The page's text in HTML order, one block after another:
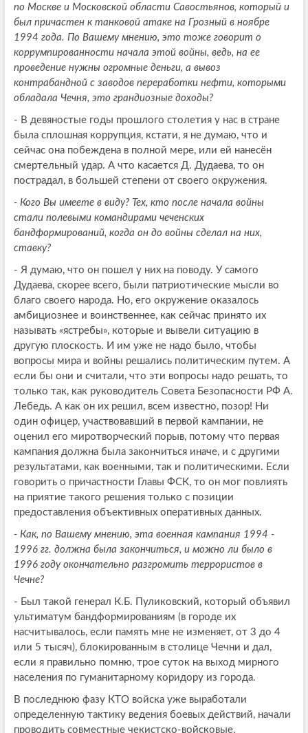
по Москве и Московской области Савостьянов, который и
был причастен к танковой атаке на Грозный в ноябре
1994 года. По Вашему мнению, это тоже говорит о
коррумпированности начала этой войны, ведь, на ее
проведение нужны огромные деньги, а вывоз
контрабандной с заводов переработки нефти, которыми
обладала Чечня, это грандиозные доходы?
- В девяностые годы прошлого столетия у нас в стране
была сплошная коррупция, кстати, я не думаю, что и
сейчас она побеждена в полной мере, или ей нанесён
смертельный удар. А что касается Д. Дудаева, то он
пострадал, в большей степени от своего окружения.
- Кого Вы имеете в виду? Тех, кто после начала войны
стали полевыми командирами чеченских
бандформирований, когда он до войны сделал на них,
ставку?
- Я думаю, что он пошел у них на поводу. У самого
Дудаева, скорее всего, были патриотические мысли во
благо своего народа. Но, его окружение оказалось
амбициознее и воинственнее, как сейчас принято их
называть «ястребы», которые и вывели ситуацию в
другую плоскость. И им уже не надо было, чтобы
вопросы мира и войны решались политическим путем. А
если бы они и считали, что эти вопросы надо решать, то
только так, как руководитель Совета Безопасности РФ А.
Лебедь. А как он их решил, всем известно, позор! Ни
один офицер, участвовавший в первой кампании, не
оценил его миротворческий порыв, потому что первая
кампания должна была закончиться иначе, и с другими
результатами, как военными, так и политическими. Если
говорить о причастности Главы ФСК, то он мог повлиять
на приятие такого решения только с позиции
предоставления объективных оперативных данных.
- Как, по Вашему мнению, эта военная кампания 1994 -
1996 гг. должна была закончиться, и можно ли было в
1996 году окончательно разгромить террористов в
Чечне?
- Был такой генерал К.Б. Пуликовский, который объявил
ультиматум бандформированиям (в городе их
насчитывалось, если память мне не изменяет, от 3 до 4
или 5 тысяч), блокированным в столице Чечни и дал,
если я правильно помню, трое суток на выход мирного
населения по гуманитарному коридору из города.
В последнюю фазу КТО войска уже выработали
определенную тактику ведения боевых действий, начали
проводить совместные чекистско-войсковые,